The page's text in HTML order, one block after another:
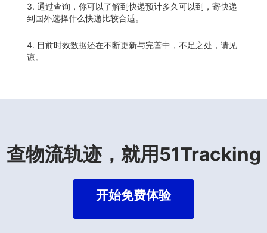
3. 通过查询，你可以了解到快递预计多久可以到，寄快递
到国外选择什么快递比较合适。
4. 目前时效数据还在不断更新与完善中，不足之处，请见
谅。
查物流轨迹，就用51Tracking
开始免费体验